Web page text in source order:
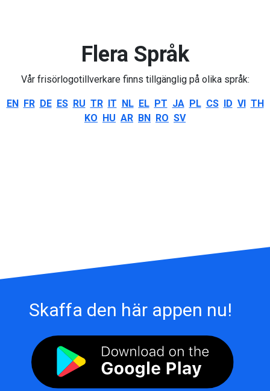
Flera Språk
Vår frisörlogotillverkare finns tillgänglig på olika språk:
EN FR DE ES RU TR IT NL EL PT JA PL CS ID VI TH
KO HU AR BN RO SV
Skaffa den här appen nu!